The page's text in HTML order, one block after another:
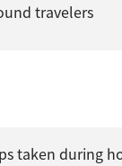
travelers
taken during